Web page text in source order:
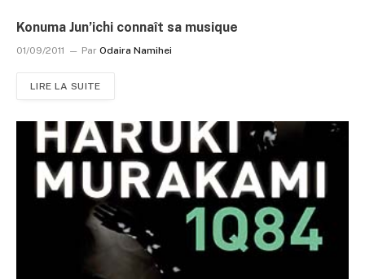
Konuma Jun’ichi connaît sa musique
01/09/2011 Par Odaira Namihei
LIRE LA SUITE